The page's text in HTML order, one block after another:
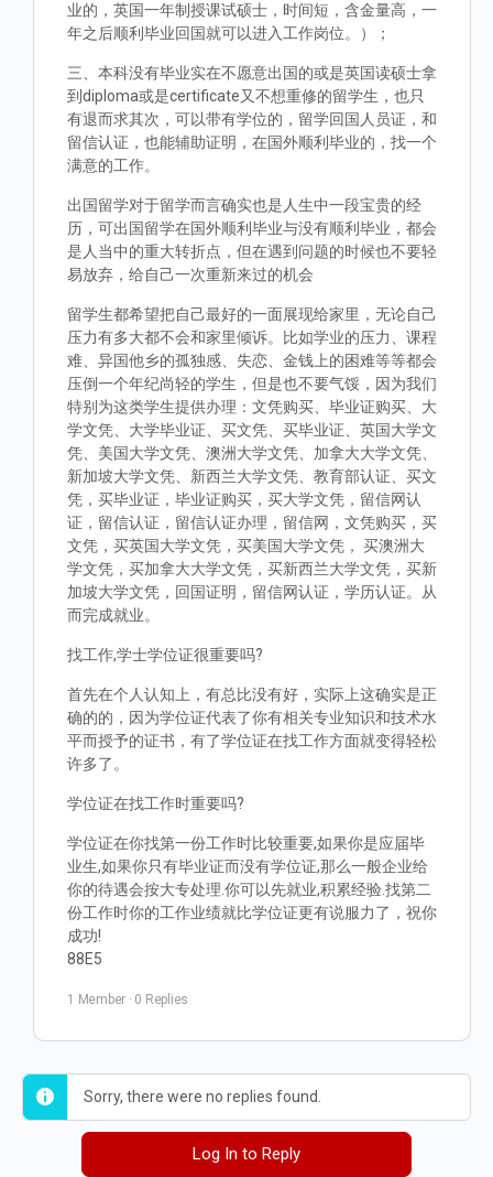
业的，英国一年制授课试硕士，时间短，含金量高，一
年之后顺利毕业回国就可以进入工作岗位。）；
三、本科没有毕业实在不愿意出国的或是英国读硕士拿
到diploma或是certificate又不想重修的留学生，也只
有退而求其次，可以带有学位的，留学回国人员证，和
留信认证，也能辅助证明，在国外顺利毕业的，找一个
满意的工作。
出国留学对于留学而言确实也是人生中一段宝贵的经
历，可出国留学在国外顺利毕业与没有顺利毕业，都会
是人当中的重大转折点，但在遇到问题的时候也不要轻
易放弃，给自己一次重新来过的机会
留学生都希望把自己最好的一面展现给家里，无论自己
压力有多大都不会和家里倾诉。比如学业的压力、课程
难、异国他乡的孤独感、失恋、金钱上的困难等等都会
压倒一个年纪尚轻的学生，但是也不要气馁，因为我们
特别为这类学生提供办理：文凭购买、毕业证购买、大
学文凭、大学毕业证、买文凭、买毕业证、英国大学文
凭、美国大学文凭、澳洲大学文凭、加拿大大学文凭、
新加坡大学文凭、新西兰大学文凭、教育部认证、买文
凭，买毕业证，毕业证购买，买大学文凭，留信网认
证，留信认证，留信认证办理，留信网，文凭购买，买
文凭，买英国大学文凭，买美国大学文凭， 买澳洲大
学文凭，买加拿大大学文凭，买新西兰大学文凭，买新
加坡大学文凭，回国证明，留信网认证，学历认证。从
而完成就业。
找工作,学士学位证很重要吗?
首先在个人认知上，有总比没有好，实际上这确实是正
确的的，因为学位证代表了你有相关专业知识和技术水
平而授予的证书，有了学位证在找工作方面就变得轻松
许多了。
学位证在找工作时重要吗?
学位证在你找第一份工作时比较重要,如果你是应届毕
业生,如果你只有毕业证而没有学位证,那么一般企业给
你的待遇会按大专处理.你可以先就业,积累经验.找第二
份工作时你的工作业绩就比学位证更有说服力了，祝你
成功!
88E5
1 Member · 0 Replies
Sorry, there were no replies found.
Log In to Reply